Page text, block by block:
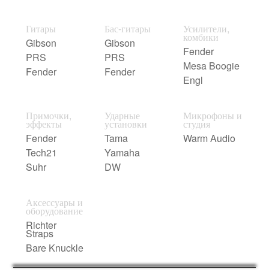
Гитары
Gibson
PRS
Fender
Бас-гитары
Gibson
PRS
Fender
Усилители,
комбики
Fender
Mesa Boogie
Engl
Примочки,
эффекты
Fender
Tech21
Suhr
Ударные
установки
Tama
Yamaha
DW
Микрофоны и
студия
Warm Audio
Аксессуары и
оборудование
Richter
Straps
Bare Knuckle